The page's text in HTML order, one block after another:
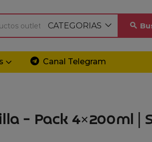
CATEGORIAS
Canal Telegram
– Pack 4×200ml |